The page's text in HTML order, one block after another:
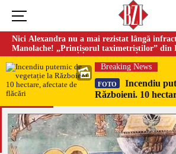
Nici Alexandra nu a mai rezistat lângă
Manolache! „Prințișorul taximetriștilor” din
doi ani de căsnicie
Breaking News
FOTO
Incendiu
Războieni. 10